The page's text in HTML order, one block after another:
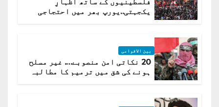
یکجہتی..یورپ بھر میں احتجاجی
بین الاقوامی
20 نکاتی امن منصوبے…. غیر مسلح
ہونے کی شق میں ترمیم کا مطالبہ